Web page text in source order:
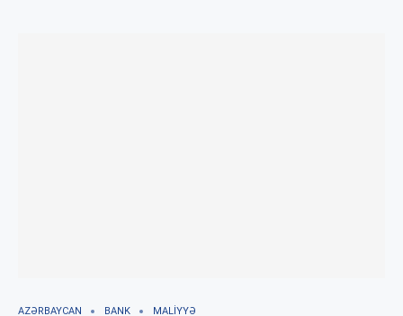
AZƏRBAYCAN BANK MALIYYƏ